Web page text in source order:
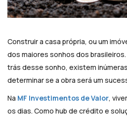
Construir a casa própria, ou um
dos maiores sonhos dos
trás desse sonho, existem
determinar se a obra será um
Na MF Investimentos de Valor,
os dias. Como hub de crédito e